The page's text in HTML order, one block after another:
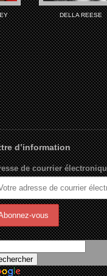
DELLA REESE
d’information
de courrier